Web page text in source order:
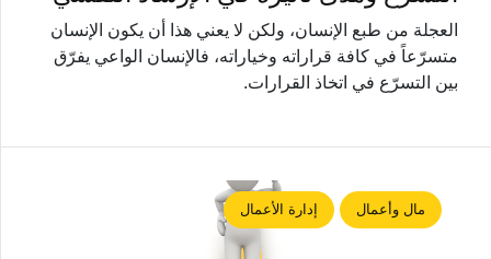
العجلة من طبع الإنسان، ولكن لا يعني هذا أن يكون الإنسان
متسرّعاً في كافة قراراته وخياراته، فالإنسان الواعي يفرّق
بين التسرّع في اتخاذ القرارات.
مال وأعمال إدارة الأعمال